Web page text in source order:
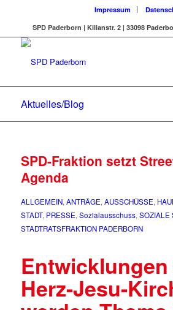
Impressum
SPD Paderborn | Kilianstr. 2 | 33098
Aktuelles/Blog
SPD-Fraktion setzt
Agenda
ALLGEMEIN, ANTRÄGE, AUSSCHÜSSE,
STADT, PRESSE, Sozialausschuss, SOZIALE
STADTRATSFRAKTION PADERBORN
Herz-Jesu-